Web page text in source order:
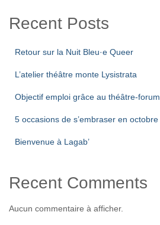
Recent Posts
Retour sur la Nuit Bleu·e Queer
L’atelier théâtre monte Lysistrata
Objectif emploi grâce au théâtre-forum
5 occasions de s’embraser en octobre
Bienvenue à Lagab’
Recent Comments
Aucun commentaire à afficher.